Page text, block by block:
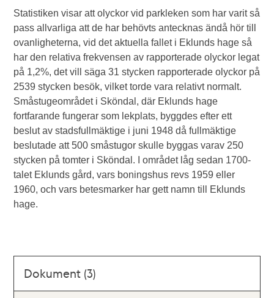
Statistiken visar att olyckor vid parkleken som har varit så
pass allvarliga att de har behövts antecknas ändå hör till
ovanligheterna, vid det aktuella fallet i Eklunds hage så
har den relativa frekvensen av rapporterade olyckor legat
på 1,2%, det vill säga 31 stycken rapporterade olyckor på
2539 stycken besök, vilket torde vara relativt normalt.
Småstugeområdet i Sköndal, där Eklunds hage
fortfarande fungerar som lekplats, byggdes efter ett
beslut av stadsfullmäktige i juni 1948 då fullmäktige
beslutade att 500 småstugor skulle byggas varav 250
stycken på tomter i Sköndal. I området låg sedan 1700-
talet Eklunds gård, vars boningshus revs 1959 eller
1960, och vars betesmarker har gett namn till Eklunds
hage.
Dokument (3)